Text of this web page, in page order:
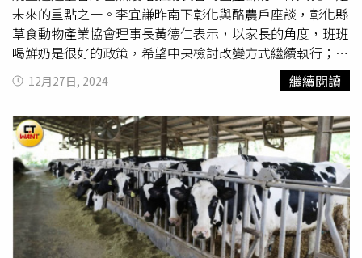
斜；「Arm」單側手臂或腳無力；「Speech」口齒不清，
喪失言語溝通能力，若碰到上述情形，發現者要趕緊記下患
者發作時間，並趕緊打119求救。
未來的重點之一。李宜謙昨南下彰化與酪農戶座談，彰化縣
草食動物產業協會理事長黃德仁表示，以家長的角度，班班
喝鮮奶是很好的政策，希望中央檢討改變方式繼續執行；以
業者的角度，產業若無政府支持很難生存，政府給予如離酪
等補助應及時。立委謝衣鳯表示，學童、老人家都需要補
鈣，建議未來從食農教育、長照機構等推廣國人飲用乳品，
刺激牛乳的需求量，對於國產剩餘鮮乳製成保久乳，希望中
央推動認證，避免食安問題，中央也應補助，協助酪農產業
升級。彰化縣府農業處畜產科長許天耀說，彰化縣有106場
酪農戶、約3萬2000頭乳牛，牛乳年產量約11萬公噸，飼養
頭數及泌乳量全國第一，中央取消班班喝鮮奶勢必造成衝
擊，縣府匯集產業界意見，希望班班喝鮮奶政策延續，建議
由中央與業界簽訂共同供銷契約，以穩定供銷，提高國內鮮
12月27日, 2024 繼續閱讀